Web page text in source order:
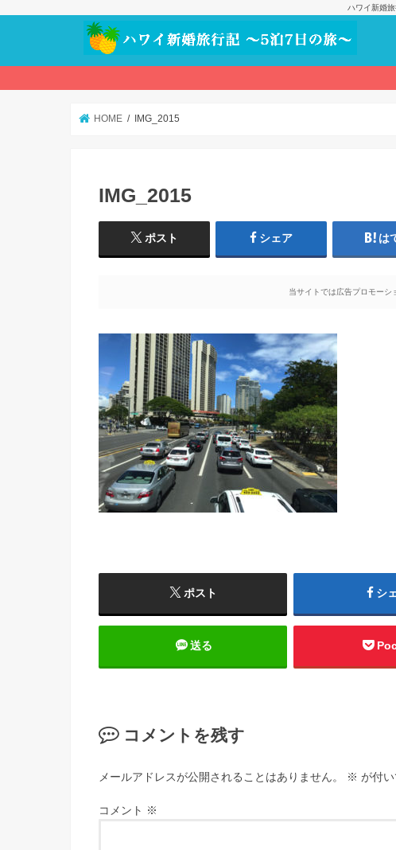
ハワイ新婚
HOME IMG_2015
IMG_2015
ポスト シェア は
当サイトでは広告プロモーシ
ポスト シ
送る
コメントを残す
メールアドレスが公開されることはありません。 ※ が付
コメント ※